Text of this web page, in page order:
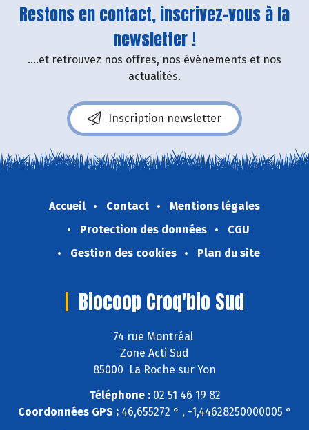
Restons en contact, inscrivez-vous à la
newsletter !
....et retrouvez nos offres, nos événements et nos
actualités.
Inscription newsletter
Accueil Contact
Mentions légales
Protection des données
CGU
Gestion des cookies
Plan du site
Biocoop Croq'bio Sud
74 rue Montréal
Zone Acti Sud
85000 La Roche sur Yon
Téléphone :02 51 46 19 82
Coordonnées GPS :46,655272 ° , -1,44628250000005 °